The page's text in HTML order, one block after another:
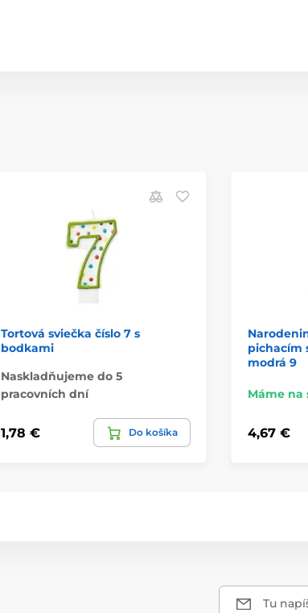
Tortová sviečka číslo 7 s
bodkami
Naskladňujeme do 5
pracovních dní
1,78 € Do košíka
pichacím
modrá 9
Máme na
4,67 €
Tu